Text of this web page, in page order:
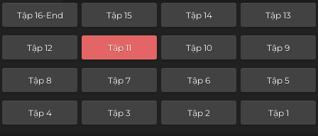
Tập 16-End Tập 15 Tập 14 Tập 13
Tập 12 Tập 11 Tập 10 Tập 9
Tập 8 Tập 7 Tập 6 Tập 5
Tập 4 Tập 3 Tập 2 Tập 1